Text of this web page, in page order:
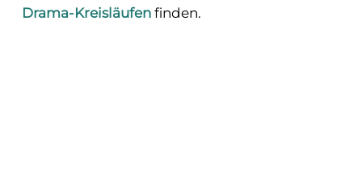
Drama-Kreisläufen finden.